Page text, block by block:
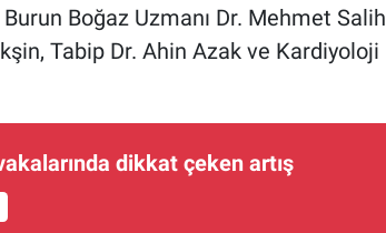
Boğaz Uzmanı Dr. Mehmet Salih
Tabip Dr. Ahin Azak ve Kardiyoloji
dikkat çeken artış